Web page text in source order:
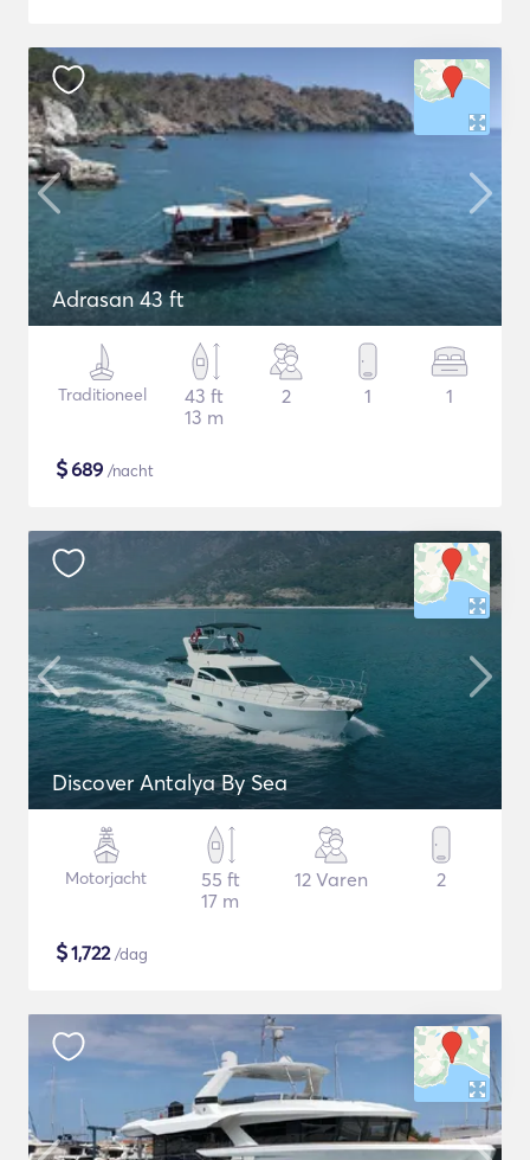
Adrasan 43 ft
Traditioneel
43 ft
13 m
2 1 1
$689 /nacht
Discover Antalya By Sea
Motorjacht
55 ft
17 m
12 Varen 2
$1,722/dag